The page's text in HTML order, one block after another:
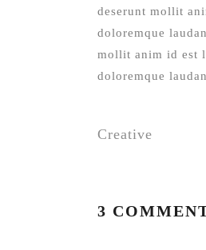
deserunt mollit
doloremque
mollit anim id est
doloremque
Creative
3